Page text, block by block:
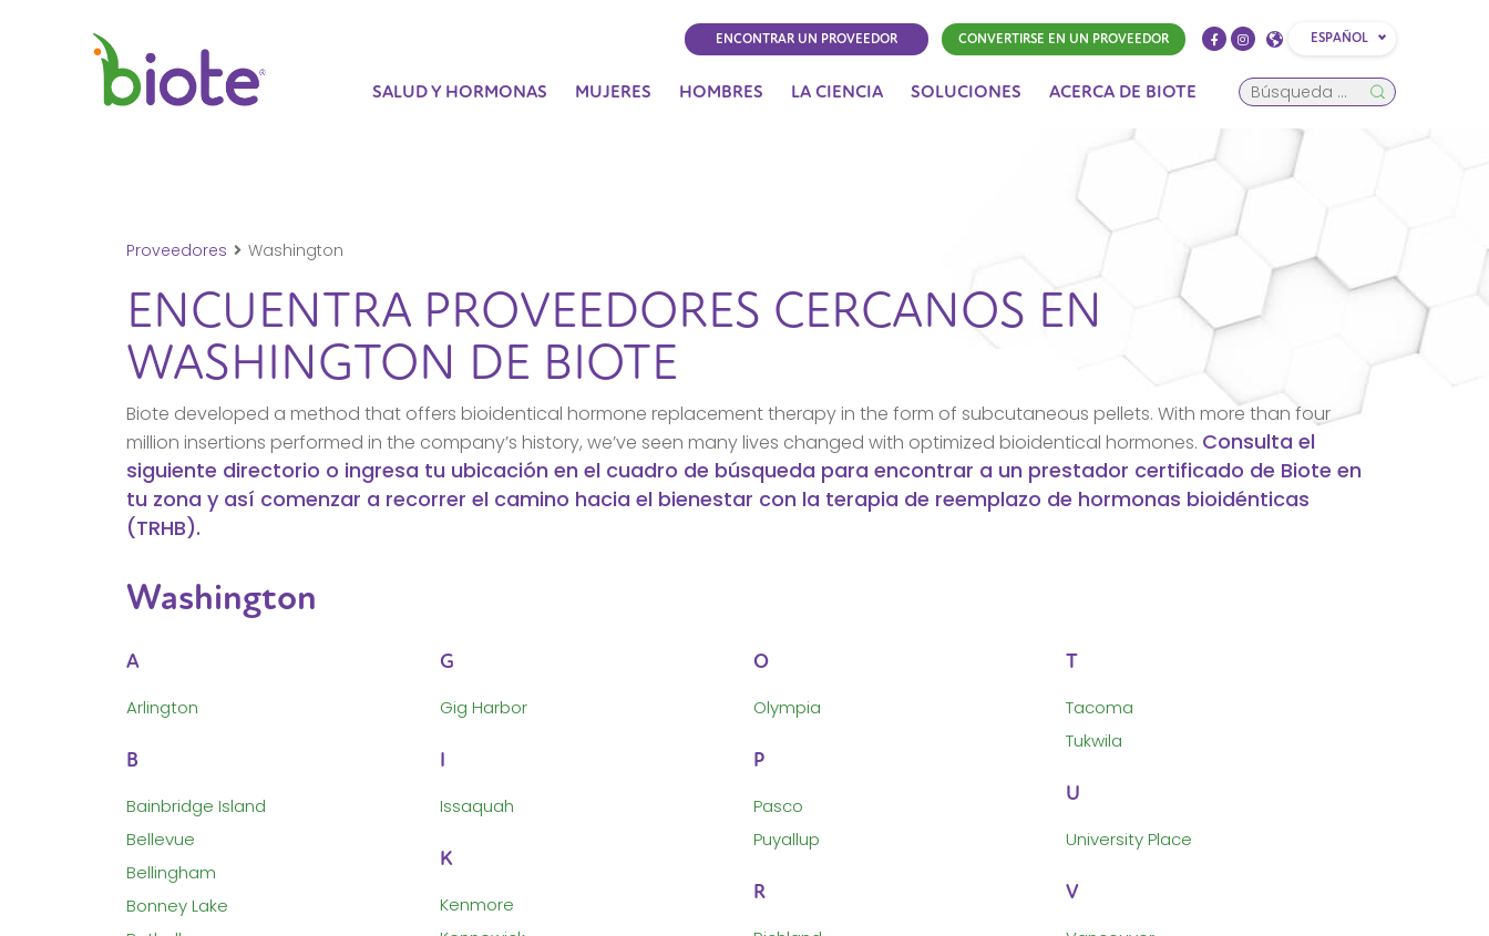
ENCONTRAR UN PROVEEDOR CONVERTIRSE EN UN PROVEEDOR ESPAÑOL
SALUD Y HORMONAS MUJERES HOMBRES LA CIENCIA SOLUCIONES ACERCA DE BIOTE
Proveedores Washington
ENCUENTRA PROVEEDORES CERCANOS EN
WASHINGTON DE BIOTE
Biote developed a method that offers bioidentical hormone replacement therapy in the form of subcutaneous pellets. With more than four
million insertions performed in the company’s history, we’ve seen many lives changed with optimized bioidentical hormones. Consulta el
siguiente directorio o ingresa tu ubicación en el cuadro de búsqueda para encontrar a un prestador certificado de Biote en
tu zona y así comenzar a recorrer el camino hacia el bienestar con la terapia de reemplazo de hormonas bioidénticas
(TRHB).
Washington
A
Arlington
B
Bainbridge Island
Bellevue
Bellingham
Bonney Lake
G
Gig Harbor
I
Issaquah
K
Kenmore
O
Olympia
P
Pasco
Puyallup
R
T
Tacoma
Tukwila
U
University Place
V